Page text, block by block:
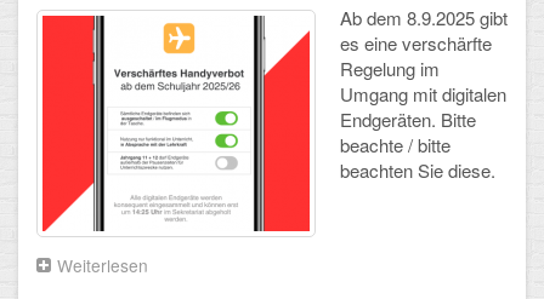
Schulsozialarbeit
Berufsorientierung
Arbeitsgemeinschaften
Klima-Projekt
Elternchor
Ab dem 8.9.2025 gibt
es eine verschärfte
Regelung im
Umgang mit digitalen
Endgeräten. Bitte
beachte / bitte
beachten Sie diese.
Weiterlesen